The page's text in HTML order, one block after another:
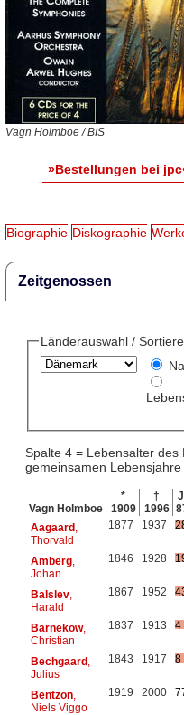
Vagn Holmboe / BIS
»Bestellungen bei
Biographie Diskographie
Zeitgenossen
Länderauswahl /
Spalte 4 = Lebensalter des
gemeinsamen Lebensjahre
Vagn Holmboe
*
1909
†
1996
Aagaard,
Thorvald
1877 1937
Amberg,
Johan
1846 1928
Balslev,
Harald
1867 1952
Barnekow,
Christian
1837 1913 4
Bechgaard,
Julius
1843 1917 8
Bentzon,
Niels Viggo
1919 2000